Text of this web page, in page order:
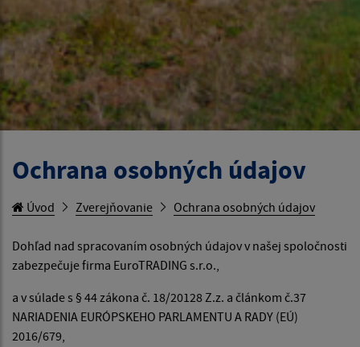
Ochrana osobných údajov
Úvod Zverejňovanie Ochrana osobných údajov
Dohľad nad spracovaním osobných údajov v našej spoločnosti
zabezpečuje firma EuroTRADING s.r.o.,
a v súlade s § 44 zákona č. 18/20128 Z.z. a článkom č.37
NARIADENIA EURÓPSKEHO PARLAMENTU A RADY (EÚ)
2016/679,